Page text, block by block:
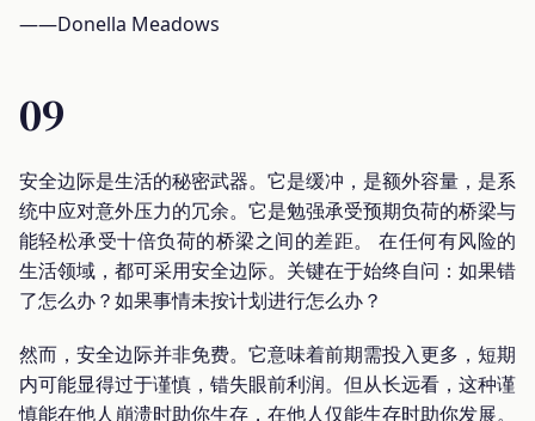
——Donella Meadows
09
安全边际是生活的秘密武器。它是缓冲，是额外容量，是系
统中应对意外压力的冗余。它是勉强承受预期负荷的桥梁与
能轻松承受十倍负荷的桥梁之间的差距。 在任何有风险的
生活领域，都可采用安全边际。关键在于始终自问：如果错
了怎么办？如果事情未按计划进行怎么办？
然而，安全边际并非免费。它意味着前期需投入更多，短期
内可能显得过于谨慎，错失眼前利润。但从长远看，这种谨
慎能在他人崩溃时助你生存，在他人仅能生存时助你发展。